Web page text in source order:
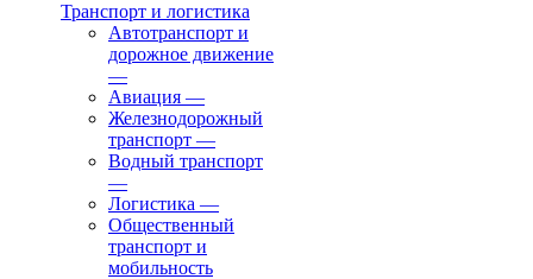
Транспорт и логистика
Автотранспорт и
дорожное движение
—
Авиация —
Железнодорожный
транспорт —
Водный транспорт
—
Логистика —
Общественный
транспорт и
мобильность